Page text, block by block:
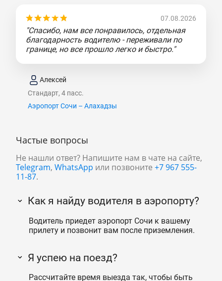
07.08.2026
"Спасибо, нам все понравилось, отдельная
благодарность водителю - переживали по
границе, но все прошло легко и быстро."
Алексей
Стандарт, 4 пасс.
Аэропорт Сочи – Алахадзы
Частые вопросы
Не нашли ответ? Напишите нам в чате на сайте,
Telegram, WhatsApp или позвоните +7 967 555-
11-87.
Как я найду водителя в аэропорту?
Водитель приедет аэропорт Сочи к вашему
прилету и позвонит вам после приземления.
Я успею на поезд?
Рассчитайте время выезда так, чтобы быть